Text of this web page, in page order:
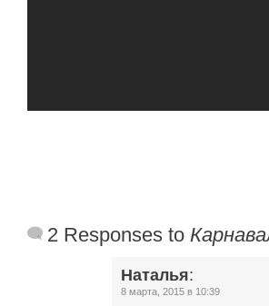
2 Responses to
Наталья:
8 марта, 2015 в 10:39